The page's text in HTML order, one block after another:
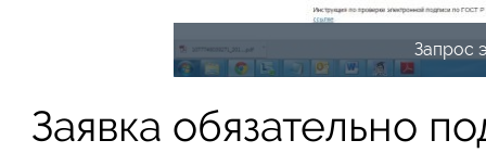
Запрос
Заявка обязательно